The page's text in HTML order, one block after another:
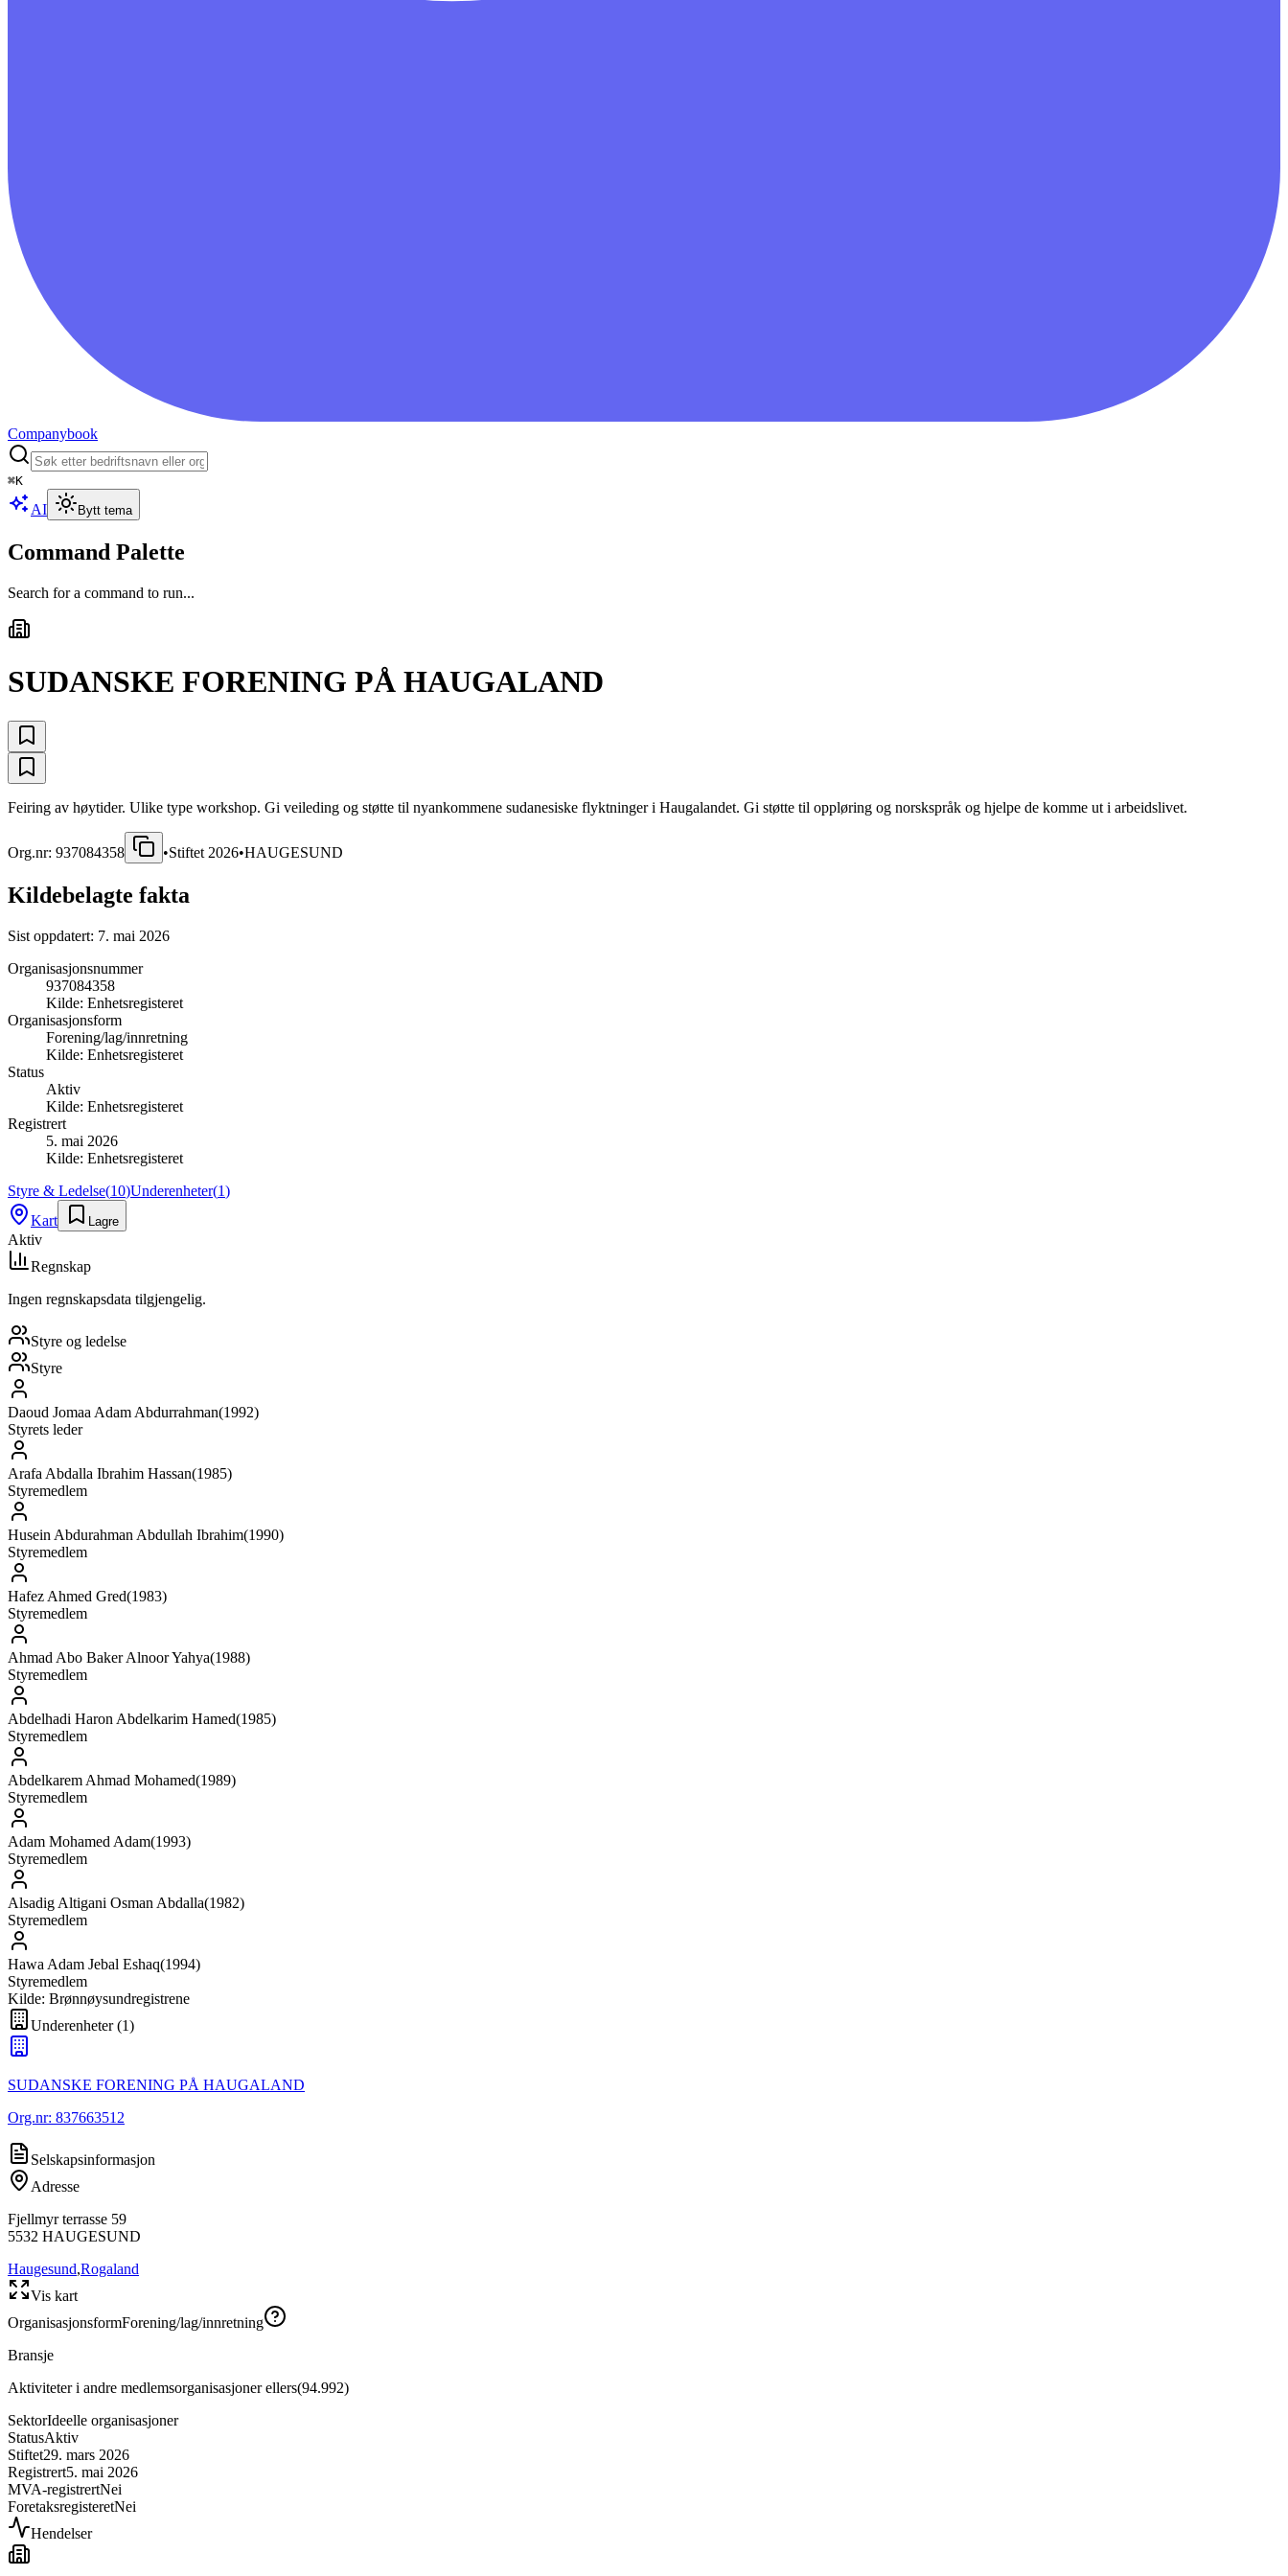
Companybook
⌘K
AI Bytt tema
Command Palette
Search for a command to run...
SUDANSKE FORENING PÅ HAUGALAND
Feiring av høytider. Ulike type workshop. Gi veileding og støtte til nyankommene sudanesiske flyktninger i Haugalandet. Gi støtte til oppløring og norskspråk og hjelpe de komme ut i arbeidslivet.
Org.nr: 937084358 •Stiftet 2026•HAUGESUND
Kildebelagte fakta
Sist oppdatert: 7. mai 2026
Organisasjonsnummer
937084358
Kilde: Enhetsregisteret
Organisasjonsform
Forening/lag/innretning
Kilde: Enhetsregisteret
Status
Aktiv
Kilde: Enhetsregisteret
Registrert
5. mai 2026
Kilde: Enhetsregisteret
Styre & Ledelse(10)Underenheter(1)
Kart
Lagre
Aktiv
Regnskap
Ingen regnskapsdata tilgjengelig.
Styre og ledelse
Styre
Daoud Jomaa Adam Abdurrahman(1992)
Styrets leder
Arafa Abdalla Ibrahim Hassan(1985)
Styremedlem
Husein Abdurahman Abdullah Ibrahim(1990)
Styremedlem
Hafez Ahmed Gred(1983)
Styremedlem
Ahmad Abo Baker Alnoor Yahya(1988)
Styremedlem
Abdelhadi Haron Abdelkarim Hamed(1985)
Styremedlem
Abdelkarem Ahmad Mohamed(1989)
Styremedlem
Adam Mohamed Adam(1993)
Styremedlem
Alsadig Altigani Osman Abdalla(1982)
Styremedlem
Hawa Adam Jebal Eshaq(1994)
Styremedlem
Kilde: Brønnøysundregistrene
Underenheter(1)
SUDANSKE FORENING PÅ HAUGALAND
Org.nr: 837663512
Selskapsinformasjon
Adresse
Fjellmyr terrasse 59
5532 HAUGESUND
Haugesund,Rogaland
Vis kart
OrganisasjonsformForening/lag/innretning
Bransje
Aktiviteter i andre medlemsorganisasjoner ellers(94.992)
SektorIdeelle organisasjoner
StatusAktiv
Stiftet29. mars 2026
Registrert5. mai 2026
MVA-registrertNei
ForetaksregisteretNei
Hendelser